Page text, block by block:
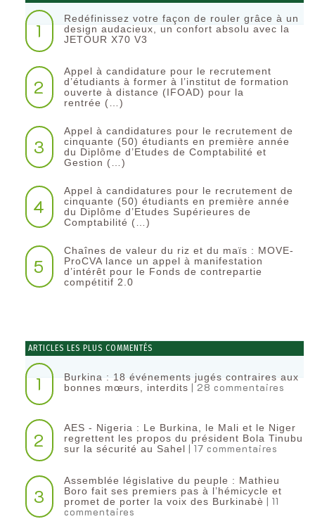
1
Redéfinissez votre façon de rouler grâce à un
design audacieux, un confort absolu avec la
JETOUR X70 V3
2
Appel à candidature pour le recrutement
d’étudiants à former à l’institut de formation
ouverte à distance (IFOAD) pour la
rentrée (…)
3
Appel à candidatures pour le recrutement de
cinquante (50) étudiants en première année
du Diplôme d’Etudes de Comptabilité et
Gestion (…)
4
Appel à candidatures pour le recrutement de
cinquante (50) étudiants en première année
du Diplôme d’Etudes Supérieures de
Comptabilité (…)
5
Chaînes de valeur du riz et du maïs : MOVE-
ProCVA lance un appel à manifestation
d’intérêt pour le Fonds de contrepartie
compétitif 2.0
ARTICLES LES PLUS COMMENTÉS
1
Burkina : 18 événements jugés contraires aux
bonnes mœurs, interdits | 28 commentaires
2
AES - Nigeria : Le Burkina, le Mali et le Niger
regrettent les propos du président Bola Tinubu
sur la sécurité au Sahel | 17 commentaires
3
Assemblée législative du peuple : Mathieu
Boro fait ses premiers pas à l’hémicycle et
promet de porter la voix des Burkinabè | 11
commentaires